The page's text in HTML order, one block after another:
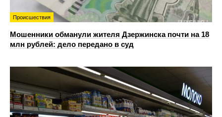
Происшествия
Мошенники обманули жителя Дзержинска почти на 18
млн рублей: дело передано в суд